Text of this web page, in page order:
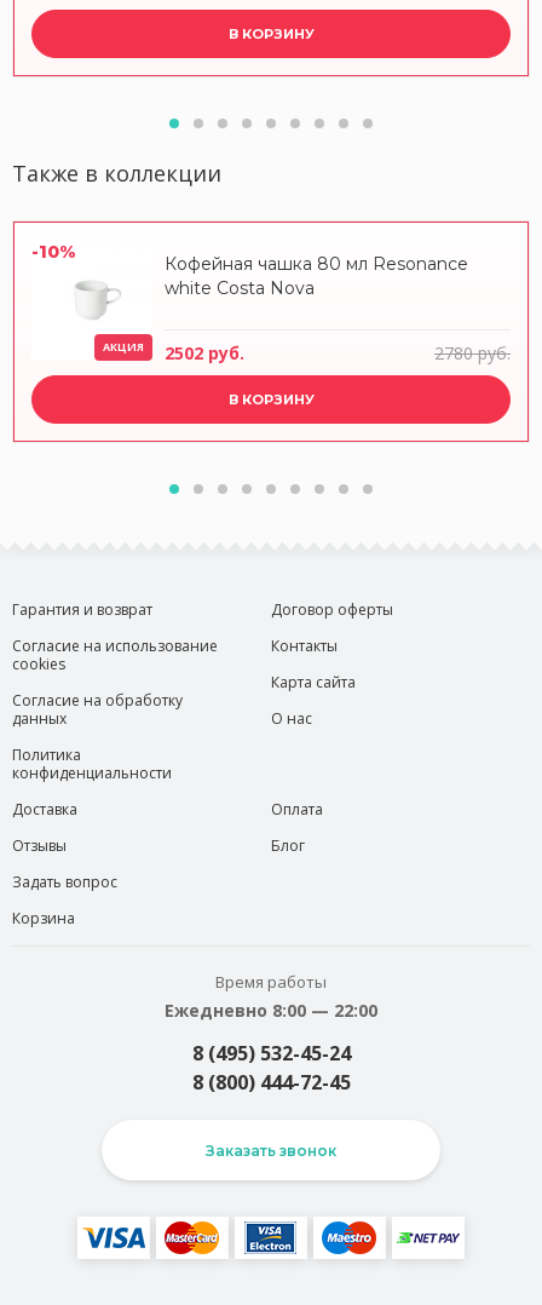
В КОРЗИНУ
Также в коллекции
-10%
АКЦИЯ
Кофейная чашка 80 мл Resonance
white Costa Nova
2502 руб. 2780 руб.
В КОРЗИНУ
Гарантия и возврат
Согласие на использование
cookies
Согласие на обработку
данных
Политика
конфиденциальности
Договор оферты
Контакты
Карта сайта
О нас
Доставка
Отзывы
Задать вопрос
Корзина
Оплата
Блог
Время работы
Ежедневно 8:00 — 22:00
8 (495) 532-45-24
8 (800) 444-72-45
Заказать звонок